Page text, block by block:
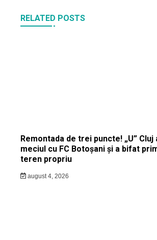
RELATED POSTS
Remontada de trei puncte! „U” Cluj
meciul cu FC Botoșani și a bifat
teren propriu
august 4, 2026